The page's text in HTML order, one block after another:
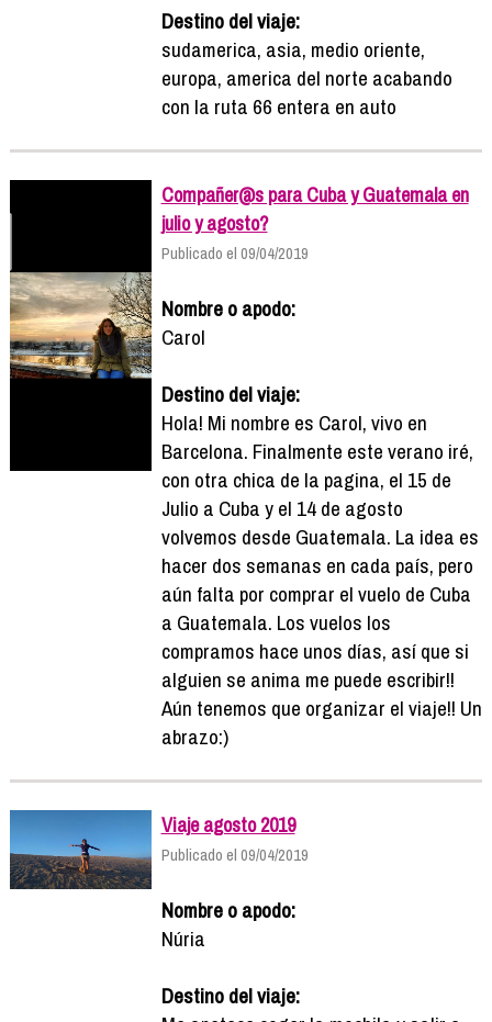
Destino del viaje:
sudamerica, asia, medio oriente,
europa, america del norte acabando
con la ruta 66 entera en auto
Compañer@s para Cuba y Guatemala en
julio y agosto?
Publicado el 09/04/2019
Nombre o apodo:
Carol
Destino del viaje:
Hola! Mi nombre es Carol, vivo en
Barcelona. Finalmente este verano iré,
con otra chica de la pagina, el 15 de
Julio a Cuba y el 14 de agosto
volvemos desde Guatemala. La idea es
hacer dos semanas en cada país, pero
aún falta por comprar el vuelo de Cuba
a Guatemala. Los vuelos los
compramos hace unos días, así que si
alguien se anima me puede escribir!!
Aún tenemos que organizar el viaje!! Un
abrazo:)
Viaje agosto 2019
Publicado el 09/04/2019
Nombre o apodo:
Núria
Destino del viaje: